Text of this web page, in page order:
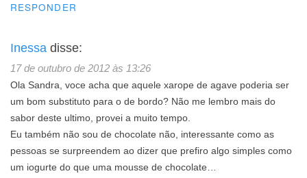
RESPONDER
Inessa disse:
17 de outubro de 2012 às 13:26
Ola Sandra, voce acha que aquele xarope de agave poderia ser
um bom substituto para o de bordo? Não me lembro mais do
sabor deste ultimo, provei a muito tempo.
Eu também não sou de chocolate não, interessante como as
pessoas se surpreendem ao dizer que prefiro algo simples como
um iogurte do que uma mousse de chocolate…